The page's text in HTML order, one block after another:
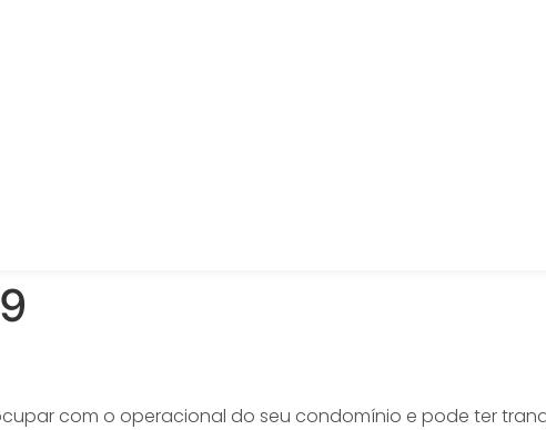
com o operacional do seu condomínio e pode ter